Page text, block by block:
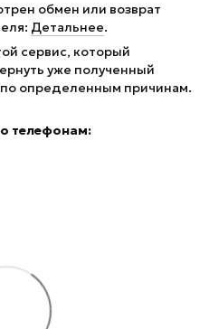
обмен или возврат
Детальнее.
сервис, который
уже полученный
определенным причинам.
телефонам: